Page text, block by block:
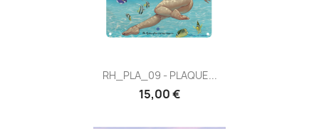
RH_PLA_09 - PLAQUE...
15,00 €